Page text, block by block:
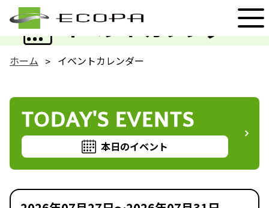
イベントカレンダー
EVENT
ホーム イベントカレンダー
TODAY'S EVENTS
本日のイベント